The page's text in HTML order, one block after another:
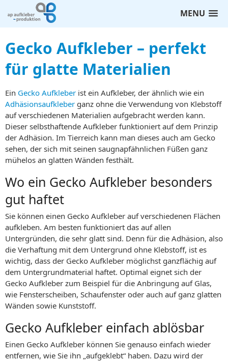
MENU
Gecko Aufkleber – perfekt
für glatte Materialien
Ein Gecko Aufkleber ist ein Aufkleber, der ähnlich wie ein
Adhäsionsaufkleber ganz ohne die Verwendung von Klebstoff
auf verschiedenen Materialien aufgebracht werden kann.
Dieser selbsthaftende Aufkleber funktioniert auf dem Prinzip
der Adhäsion. Im Tierreich kann man dieses auch am Gecko
sehen, der sich mit seinen saugnapfähnlichen Füßen ganz
mühelos an glatten Wänden festhält.
Wo ein Gecko Aufkleber besonders
gut haftet
Sie können einen Gecko Aufkleber auf verschiedenen Flächen
aufkleben. Am besten funktioniert das auf allen
Untergründen, die sehr glatt sind. Denn für die Adhäsion, also
die Verhaftung mit dem Untergrund ohne Klebstoff, ist es
wichtig, dass der Gecko Aufkleber möglichst ganzflächig auf
dem Untergrundmaterial haftet. Optimal eignet sich der
Gecko Aufkleber zum Beispiel für die Anbringung auf Glas,
wie Fensterscheiben, Schaufenster oder auch auf ganz glatten
Wänden sowie Kunststoff.
Gecko Aufkleber einfach ablösbar
Einen Gecko Aufkleber können Sie genauso einfach wieder
entfernen, wie Sie ihn „aufgeklebt“ haben. Dazu wird der